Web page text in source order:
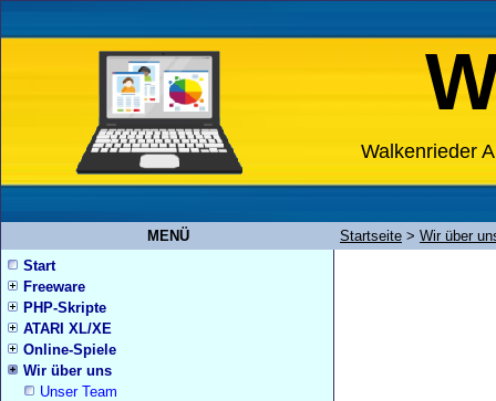
Walkenrieder
MENÜ Startseite > Wir über
Start
Freeware
PHP-Skripte
ATARI XL/XE
Online-Spiele
Wir über uns
Unser Team